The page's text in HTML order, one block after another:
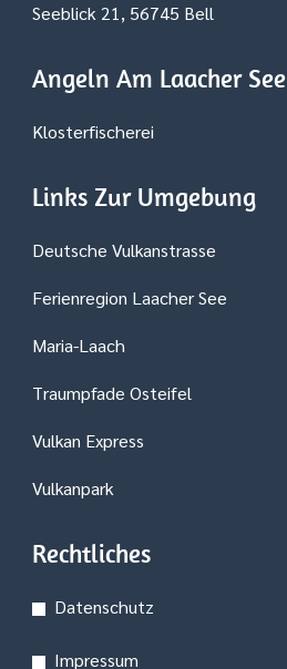
Seeblick 21, 56745 Bell
Angeln Am Laacher See
Klosterfischerei
Links Zur Umgebung
Deutsche Vulkanstrasse
Ferienregion Laacher See
Maria-Laach
Traumpfade Osteifel
Vulkan Express
Vulkanpark
Rechtliches
Datenschutz
Impressum